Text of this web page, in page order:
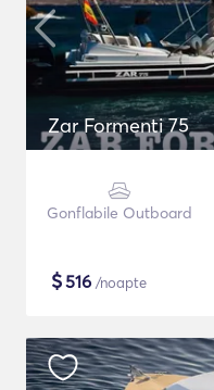
Zar Formenti 75
Gonflabile Outboard
$516 /noapte